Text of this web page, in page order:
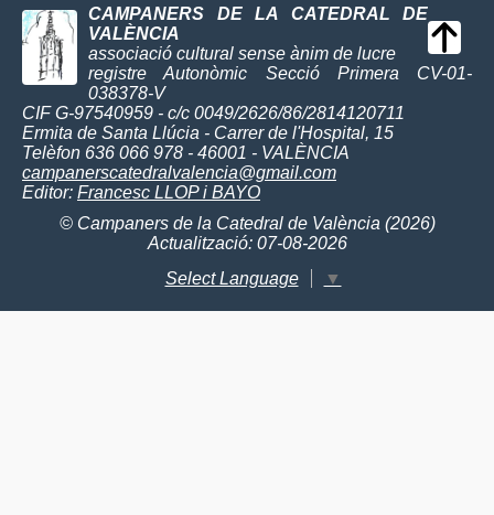
CAMPANERS DE LA CATEDRAL DE
VALÈNCIA
associació cultural sense ànim de lucre
registre Autonòmic Secció Primera CV-01-
038378-V
CIF G-97540959 - c/c 0049/2626/86/2814120711
Ermita de Santa Llúcia - Carrer de l'Hospital, 15
Telèfon 636 066 978 - 46001 - VALÈNCIA
campanerscatedralvalencia@gmail.com
Editor: Francesc LLOP i BAYO
© Campaners de la Catedral de València (2026)
Actualització: 07-08-2026
Select Language
▼